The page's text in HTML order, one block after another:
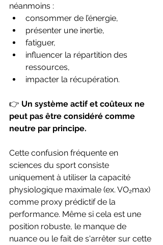
néanmoins :
consommer de l’énergie,
présenter une inertie,
fatiguer,
influencer la répartition des
ressources,
impacter la récupération.
👉 Un système actif et coûteux ne
peut pas être considéré comme
neutre par principe.
Cette confusion fréquente en
sciences du sport consiste
uniquement à utiliser la capacité
physiologique maximale (ex. VO₂max)
comme proxy prédictif de la
performance. Même si cela est une
position robuste, le manque de
nuance ou le fait de s'arrêter sur cette